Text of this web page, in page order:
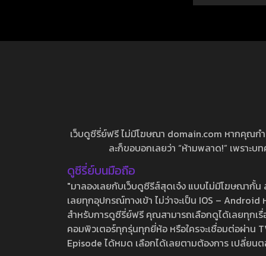
เว็บดูซีรี่ย์ฟรี ไม่มีโฆษณา domain.com หากคุณก
ละก็ขอบอกเลยว่า “ห้ามพลาด!” เพราะ
ดูซีรี่ย์บนมือถือ
"มาลองเลยกับเว็บดูซีรีส์สุดเจ๋ง แบบไม่มีโฆษณากั้
เลยทุกอุปกรณ์ทางเข้า ไม่ว่าจะเป็น IOS –
สำหรับการดูซีรี่ย์ฟรี คุณสามารถเลือกดูได้เลยทุกเ
คอมพิวเตอร์ทุกรุ่นทุกยี่ห้อ หรือใครจะเชื่อมต่อผ่าน
Episode ได้หมด เลือกได้เลยตามต้องการ เปลี่ยน